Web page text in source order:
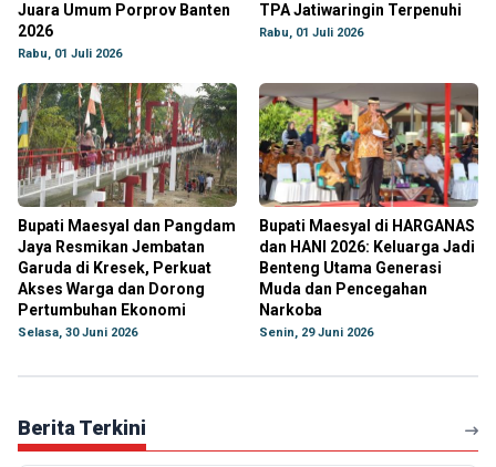
Juara Umum Porprov Banten
2026
Rabu, 01 Juli 2026
TPA Jatiwaringin Terpenuhi
Rabu, 01 Juli 2026
Bupati Maesyal dan Pangdam
Jaya Resmikan Jembatan
Garuda di Kresek, Perkuat
Akses Warga dan Dorong
Pertumbuhan Ekonomi
Selasa, 30 Juni 2026
Bupati Maesyal di HARGANAS
dan HANI 2026: Keluarga Jadi
Benteng Utama Generasi
Muda dan Pencegahan
Narkoba
Senin, 29 Juni 2026
Berita Terkini